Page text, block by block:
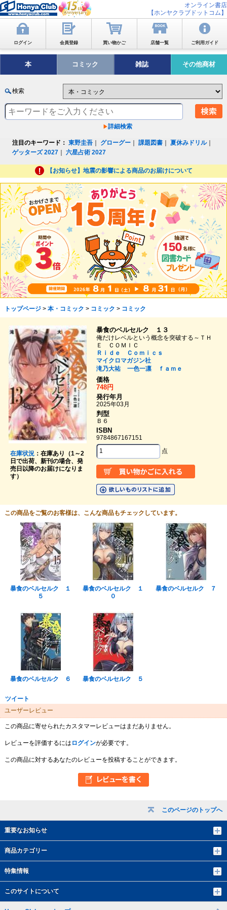
オンライン書店
【ホンヤクラブドットコム】
ログイン 会員登録 買い物かご 店舗一覧 ご利用ガイド
本 コミック 雑誌 その他商材
検索
詳細検索
注目のキーワード： 東野圭吾 グローグー ｜課題図書 ｜夏休みドリル｜
ゲッターズ 2027 ｜六星占術 2027
【お知らせ】地震の影響による商品のお届けについて
このページのトップへ
重要なお知らせ
商品カテゴリー
特集情報
このサイトについて
トップページ> 本・コミック > コミック > コミック
在庫状況：在庫あり（1～2
日で出荷、新刊の場合、発
売日以降のお届けになりま
す）
暴食のベルセルク １３
俺だけレベルという概念を突破する～ＴＨ
Ｅ ＣＯＭＩＣ
Ｒｉｄｅ Ｃｏｍｉｃｓ
マイクロマガジン社
滝乃大祐
一色一凛
ｆａｍｅ
価格
748円
発行年月
2025年03月
判型
Ｂ６
ISBN
9784867167151
点
この商品をご覧のお客様は、こんな商品もチェックしています。
暴食のベルセルク １
５
暴食のベルセルク １
０
暴食のベルセルク ７
暴食のベルセルク ６ 暴食のベルセルク ５
ツイート
ユーザーレビュー
この商品に寄せられたカスタマーレビューはまだありません。
レビューを評価するには ログインが必要です。
この商品に対するあなたのレビューを投稿することができます。